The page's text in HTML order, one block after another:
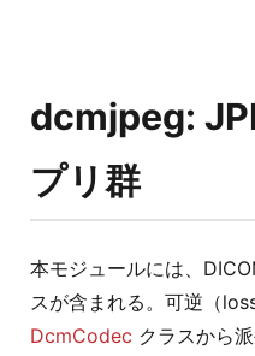
dcmjpeg:
プリ群
本モジュールには、
スが含まれる。可逆（
DcmCodec クラスから